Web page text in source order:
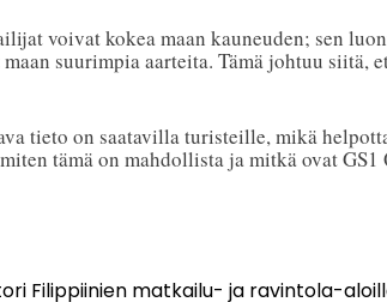
voivat kokea maan kauneuden; sen
suurimpia aarteita. Tämä johtuu siitä,
tieto on saatavilla turisteille, mikä
tämä on mahdollista ja mitkä ovat GS1
Filippiinien matkailu- ja ravintola-